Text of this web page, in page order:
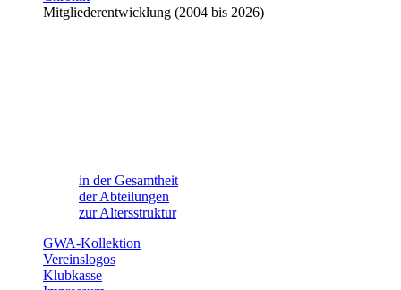
Mitgliederentwicklung (2004 bis 2026)
in der Gesamtheit
der Abteilungen
zur Altersstruktur
GWA-Kollektion
Vereinslogos
Klubkasse